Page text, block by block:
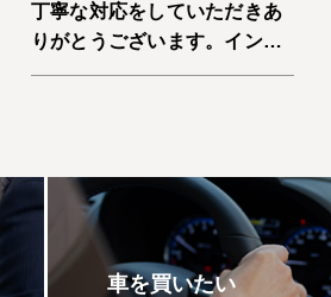
丁寧な対応をしていただきあ
りがとうございます。インサ
イト
車を買いたい